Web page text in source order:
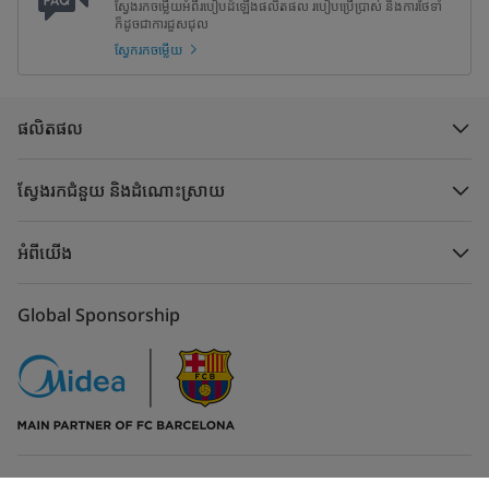
ស្វែងរកចម្លើយអំពីរបៀបដំឡើងផលិតផល របៀបប្រើប្រាស់ និងការថែទាំ
ក៏ដូចជាការជួសជុល
ស្វែករកចម្លើយ
ផលិតផល
ស្វែងរកជំនួយ និងដំណោះស្រាយ
អំពីយើង
Global Sponsorship